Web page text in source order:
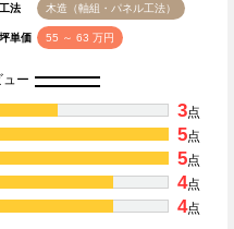
工法 木造（軸組・パネル工法）
坪単価 55 ～ 63 万円
ー
3点
5点
5点
4点
4点